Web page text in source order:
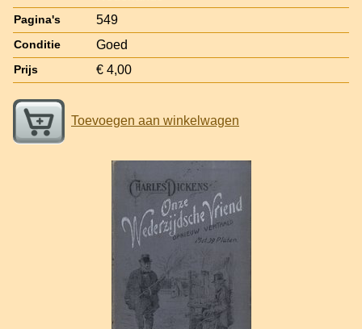
Pagina's 549
Conditie Goed
Prijs € 4,00
Toevoegen aan winkelwagen